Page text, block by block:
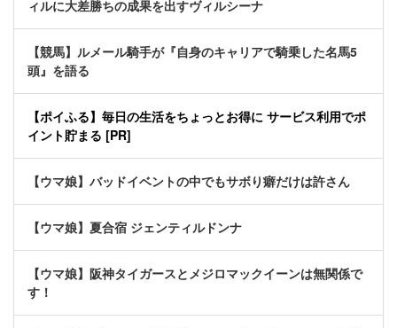
ィルに大差勝ちの成果を出すヴィルシーナ
【競馬】ルメール騎手が『自身のキャリアで騎乗した名馬5
頭』を語る
【ポイふる】毎日の生活をちょっとお得に サービス利用でポ
イント貯まる [PR]
【ウマ娘】バッドイベントの中でもサボり癖だけは許さん
【ウマ娘】夏合宿 ジェンティルドンナ
【ウマ娘】阪神タイガースとメジロマックイーンは無関係で
す！